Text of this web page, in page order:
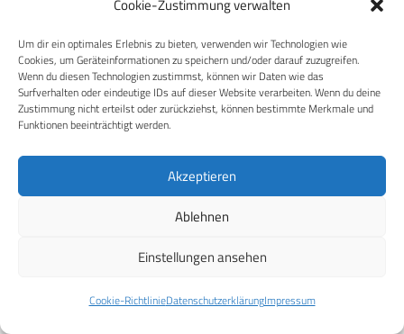
Cookie-Zustimmung verwalten
Um dir ein optimales Erlebnis zu bieten, verwenden wir Technologien wie
Cookies, um Geräteinformationen zu speichern und/oder darauf zuzugreifen.
Wenn du diesen Technologien zustimmst, können wir Daten wie das
Surfverhalten oder eindeutige IDs auf dieser Website verarbeiten. Wenn du deine
Zustimmung nicht erteilst oder zurückziehst, können bestimmte Merkmale und
Funktionen beeinträchtigt werden.
Akzeptieren
Ablehnen
Einstellungen ansehen
Cookie-RichtlinieDatenschutzerklärungImpressum
RECHTLICHES
Datenschutzerklärung
Cookie-Richtlinie (EU)
© 2026 CPM GmbH – Alle Rechte vorbehalten